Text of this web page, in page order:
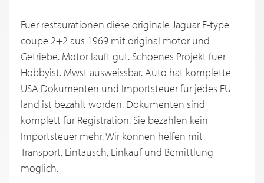
Fuer restaurationen diese originale Jaguar E-type
coupe 2+2 aus 1969 mit original motor und
Getriebe. Motor lauft gut. Schoenes Projekt fuer
Hobbyist. Mwst ausweissbar. Auto hat komplette
USA Dokumenten und Importsteuer fur jedes EU
land ist bezahlt worden. Dokumenten sind
komplett fur Registration. Sie bezahlen kein
Importsteuer mehr. Wir konnen helfen mit
Transport. Eintausch, Einkauf und Bemittlung
moglich.